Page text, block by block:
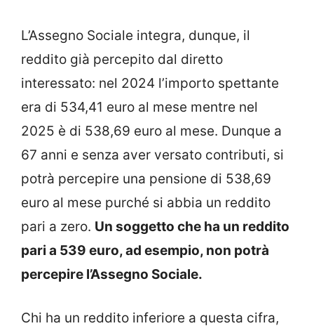
L’Assegno Sociale integra, dunque, il
reddito già percepito dal diretto
interessato: nel 2024 l’importo spettante
era di 534,41 euro al mese mentre nel
2025 è di 538,69 euro al mese. Dunque a
67 anni e senza aver versato contributi, si
potrà percepire una pensione di 538,69
euro al mese purché si abbia un reddito
pari a zero. Un soggetto che ha un reddito
pari a 539 euro, ad esempio, non potrà
percepire l’Assegno Sociale.
Chi ha un reddito inferiore a questa cifra,